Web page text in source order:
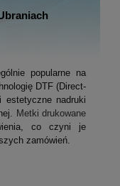
popularne na
DTF (Direct-
estetyczne nadruki
Metki drukowane
co czyni je
zamówień.